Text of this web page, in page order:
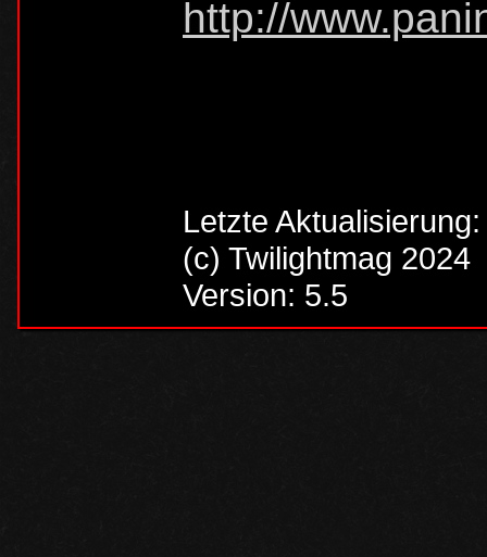
http://
Letzte
(c) Twilightmag 2024
Version: 5.5